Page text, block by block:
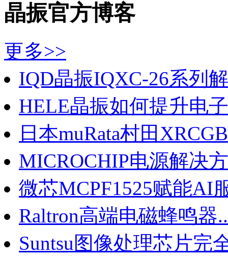
晶振官方博客
更多>>
IQD晶振IQXC-26系列
HELE晶振如何提升电
日本muRata村田
MICROCHIP电源解决
微芯MCPF1525赋能AI
Raltron高端电磁蜂鸣器
Suntsu图像处理芯片完